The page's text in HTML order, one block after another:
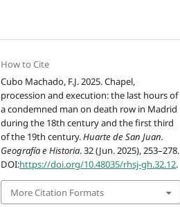
How to Cite
Cubo Machado, F.J. 2025. Chapel,
procession and execution: the last hours of
a condemned man on death row in Madrid
during the 18th century and the first third
of the 19th century.Huarte de San Juan.
Geografía e Historia. 32 (Jun. 2025), 253–278.
DOI:https://doi.org/10.48035/rhsj-gh.32.12.
More Citation Formats